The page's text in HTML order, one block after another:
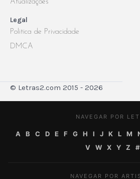
Atualizações
Legal
Politica de Privacidade
DMCA
© Letras2.com 2015 - 2026
NAVEGAR POR
A B C D E F G H I J K L M
V
W X Y Z #
NAVEGAR POR